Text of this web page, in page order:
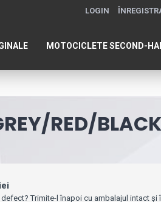
LOGIN
MOTOCICLETE SECOND-
RED/
Trimite-l înapoi cu ambalajul intact și